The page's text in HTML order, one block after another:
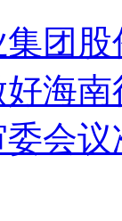
团
海
会